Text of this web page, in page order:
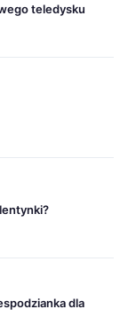
teledysku
dla